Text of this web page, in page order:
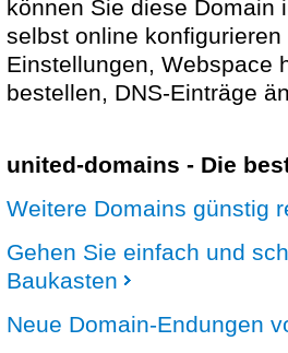
können Sie diese Domain
selbst online
Einstellungen, Webspace
bestellen, DNS-Einträge
united-domains - Die
Weitere Domains günstig
Gehen Sie einfach und
Baukasten
Neue Domain-Endungen